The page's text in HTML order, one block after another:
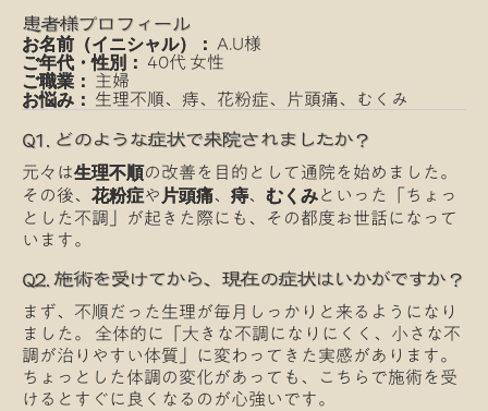
患者様プロフィール
お名前（イニシャル）： A.U様
ご年代・性別： 40代 女性
ご職業： 主婦
お悩み： 生理不順、痔、花粉症、片頭痛、むくみ
Q1. どのような症状で来院されましたか？
元々は生理不順の改善を目的として通院を始めました。
その後、 花粉症や 片頭痛、 痔、 むくみといった「ちょっ
とした不調」が起きた際にも、その都度お世話になって
います。
Q2. 施術を受けてから、現在の症状はいかがですか？
まず、不順だった生理が毎月しっかりと来るようになり
ました。 全体的に「大きな不調になりにくく、小さな不
調が治りやすい体質」に変わってきた実感があります。
ちょっとした体調の変化があっても、こちらで施術を受
けるとすぐに良くなるのが心強いです。